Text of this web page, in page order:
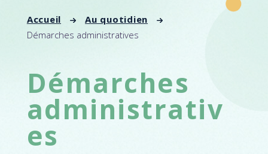
Accueil
Au quotidien
Démarches administratives
Démarches
administrativ
es